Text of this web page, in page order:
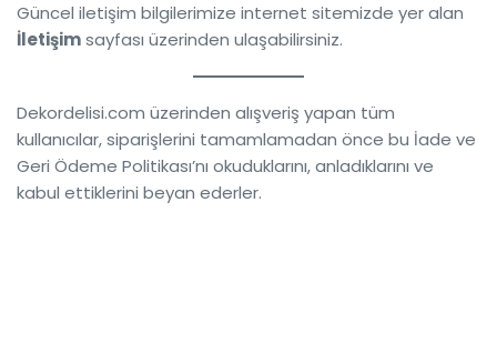
Güncel iletişim bilgilerimize internet sitemizde yer alan
İletişimsayfası üzerinden ulaşabilirsiniz.
Dekordelisi.com üzerinden alışveriş yapan tüm
kullanıcılar, siparişlerini tamamlamadan önce bu İade ve
Geri Ödeme Politikası’nı okuduklarını, anladıklarını ve
kabul ettiklerini beyan ederler.